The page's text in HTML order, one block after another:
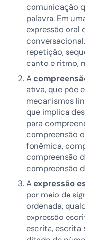
comunicação
palavra. Em
expressão oral
repetição,
canto e ritmo,
A
ativa, que põe
mecanismos
que implica
para
compreensão
fonêmica,
compreensão
compreensão
A expressão
por meio de
ordenada,
expressão
escrita, escrita